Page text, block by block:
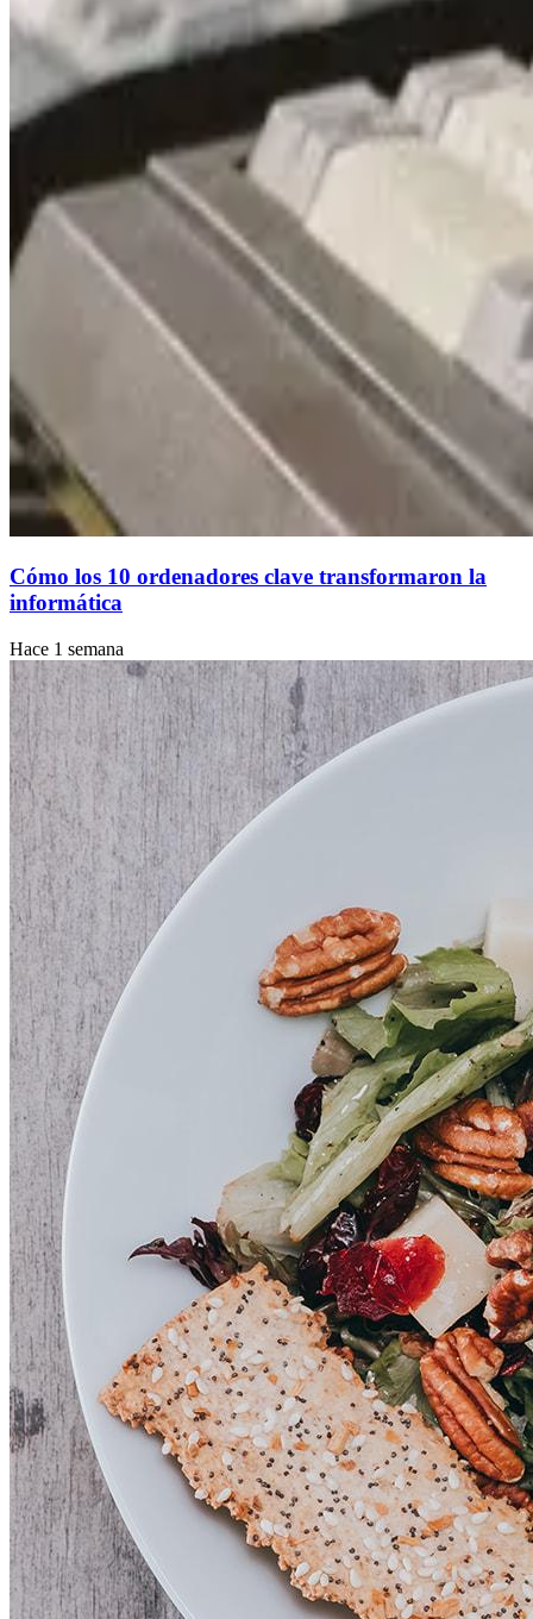
Cómo los 10 ordenadores clave transformaron la
informática
Hace 1 semana